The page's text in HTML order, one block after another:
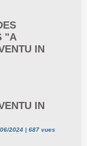
"A
IN
IN
2024 | 687 vues